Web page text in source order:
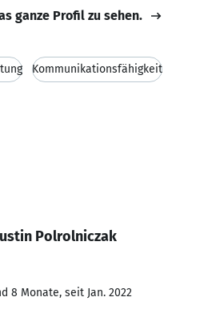
ganze Profil zu sehen.
Kommunikationsfähigkeit
Polrolniczak
8 Monate, seit Jan. 2022